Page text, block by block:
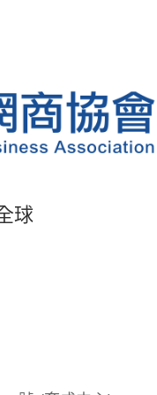
球